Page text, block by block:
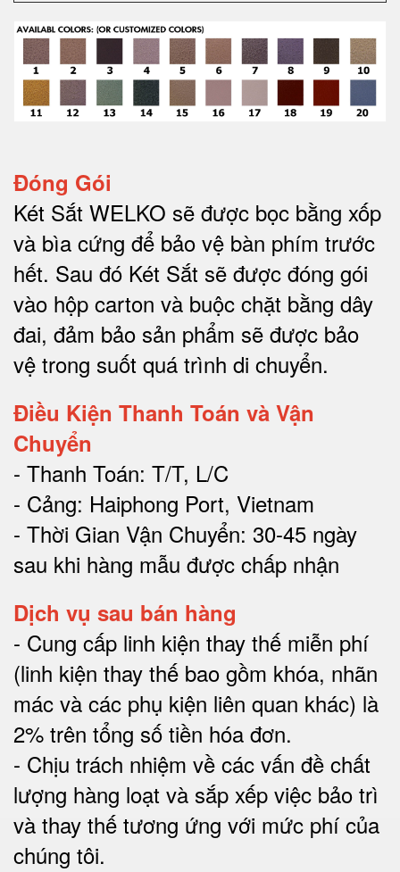
Đóng Gói
Két Sắt WELKO sẽ được bọc bằng xốp
và bìa cứng để bảo vệ bàn phím trước
hết. Sau đó Két Sắt sẽ được đóng gói
vào hộp carton và buộc chặt bằng dây
đai, đảm bảo sản phẩm sẽ được bảo
vệ trong suốt quá trình di chuyển.
Điều Kiện Thanh Toán và Vận
Chuyển
- Thanh Toán: T/T, L/C
- Cảng: Haiphong Port, Vietnam
- Thời Gian Vận Chuyển: 30-45 ngày
sau khi hàng mẫu được chấp nhận
Dịch vụ sau bán hàng
- Cung cấp linh kiện thay thế miễn phí
(linh kiện thay thế bao gồm khóa, nhãn
mác và các phụ kiện liên quan khác) là
2% trên tổng số tiền hóa đơn.
- Chịu trách nhiệm về các vấn đề chất
lượng hàng loạt và sắp xếp việc bảo trì
và thay thế tương ứng với mức phí của
chúng tôi.